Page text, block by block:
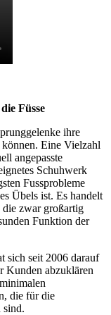
Füsse
ihre
Eine Vielzahl
angepasste
Schuhwerk
Fussprobleme
Übels ist. Es handelt
die zwar großartig
Funktion der
sich seit 2006 darauf
Kunden abzuklären
die für die
sind.